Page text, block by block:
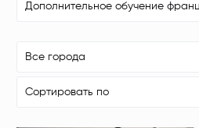
Дополнительное обучение
Все города
Сортировать по